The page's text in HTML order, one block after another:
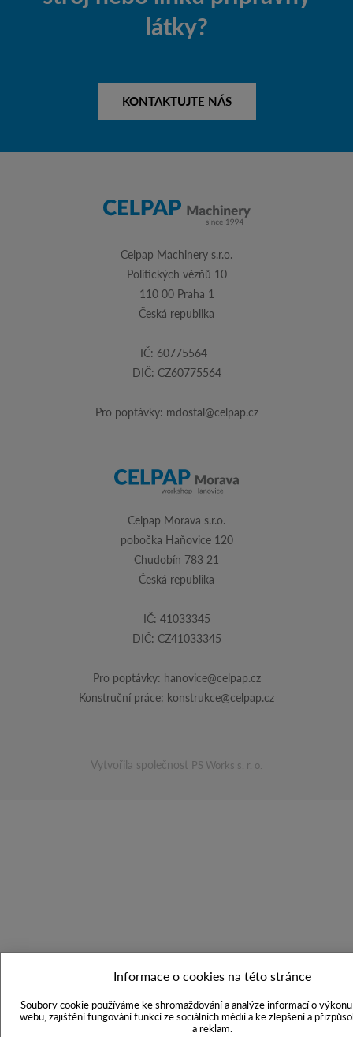
Informace o cookies na této stránce
Soubory cookie používáme ke shromažďování a analýze informací o
webu, zajištění fungování funkcí ze sociálních médií a ke zlepšení a
a reklam.
látky?
KONTAKTUJTE NÁS
Celpap Machinery s.r.o.
Politických vězňů 10
110 00 Praha 1
Česká republika
IČ: 60775564
DIČ: CZ60775564
Pro poptávky: mdostal@celpap.cz
Celpap Morava s.r.o.
pobočka Haňovice 120
Chudobín 783 21
Česká republika
IČ: 41033345
DIČ: CZ41033345
Pro poptávky: hanovice@celpap.cz
Konstruční práce: konstrukce@celpap.cz
Vytvořila společnost PS Works s. r. o.